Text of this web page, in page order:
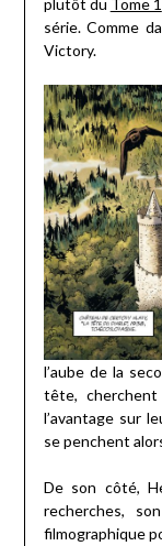
plutôt du Tome 1
série. Comme
Victory.
l’aube de la
tête,
l’avantage sur
se penchent
De son côté,
recherches,
filmographique